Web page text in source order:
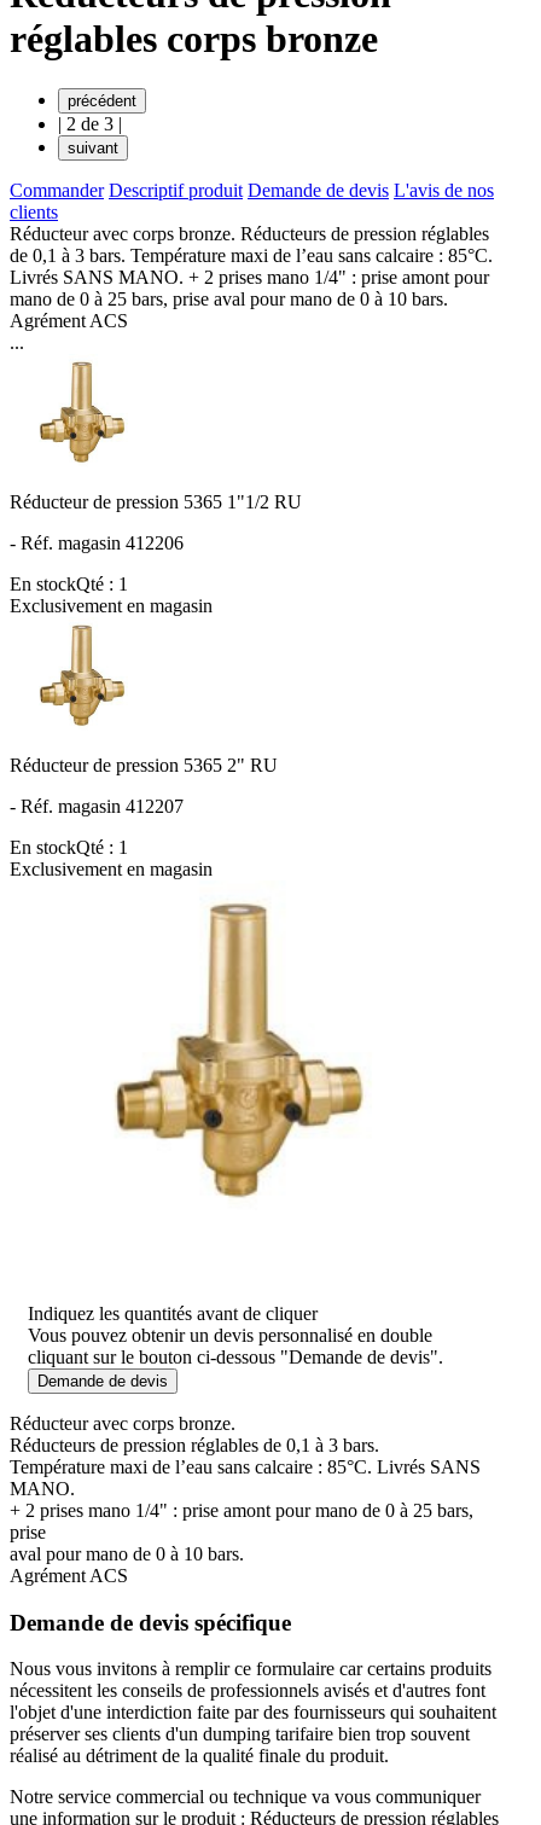
réglables corps bronze
précédent
| 2 de 3 |
suivant
Commander Descriptif produit Demande de devis L'avis de nos
clients
Réducteur avec corps bronze. Réducteurs de pression réglables
de 0,1 à 3 bars. Température maxi de l’eau sans calcaire : 85°C.
Livrés SANS MANO. + 2 prises mano 1/4" : prise amont pour
mano de 0 à 25 bars, prise aval pour mano de 0 à 10 bars.
Agrément ACS
...
Réducteur de pression 5365 1"1/2 RU
- Réf. magasin 412206
En stockQté : 1
Exclusivement en magasin
Réducteur de pression 5365 2" RU
- Réf. magasin 412207
En stockQté : 1
Exclusivement en magasin
Indiquez les quantités avant de cliquer
Vous pouvez obtenir un devis personnalisé en double
cliquant sur le bouton ci-dessous "Demande de devis".
Demande de devis
Réducteur avec corps bronze.
Réducteurs de pression réglables de 0,1 à 3 bars.
Température maxi de l’eau sans calcaire : 85°C. Livrés SANS
MANO.
+ 2 prises mano 1/4" : prise amont pour mano de 0 à 25 bars,
prise
aval pour mano de 0 à 10 bars.
Agrément ACS
Demande de devis spécifique
Nous vous invitons à remplir ce formulaire car certains produits
nécessitent les conseils de professionnels avisés et d'autres font
l'objet d'une interdiction faite par des fournisseurs qui souhaitent
préserver ses clients d'un dumping tarifaire bien trop souvent
réalisé au détriment de la qualité finale du produit.
Notre service commercial ou technique va vous communiquer
une information sur le produit : Réducteurs de pression réglables